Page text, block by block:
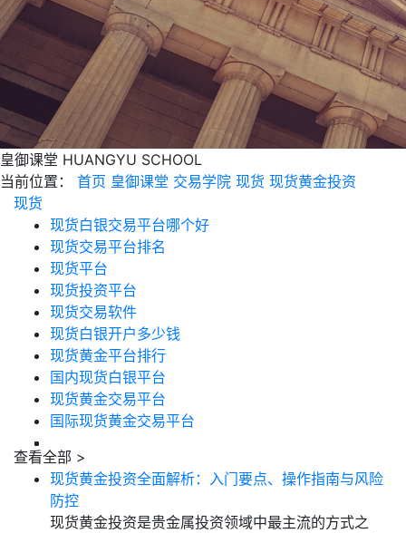
皇御课堂 HUANGYU SCHOOL
当前位置：
首页 皇御课堂 交易学院 现货 现货黄金投资
现货
现货白银交易平台哪个好
现货交易平台排名
现货平台
现货投资平台
现货交易软件
现货白银开户多少钱
现货黄金平台排行
国内现货白银平台
现货黄金交易平台
国际现货黄金交易平台
查看全部 >
现货黄金投资全面解析：入门要点、操作指南与风险
防控
现货黄金投资是贵金属投资领域中最主流的方式之